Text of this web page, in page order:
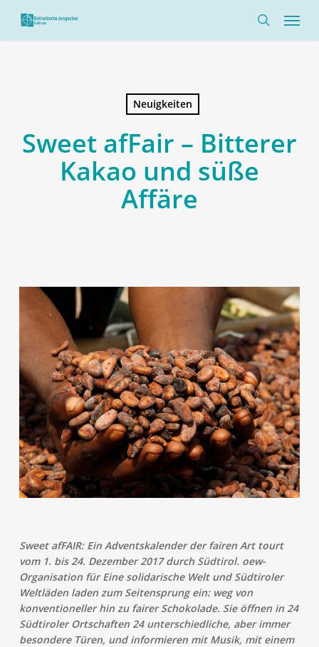
main
Menü
Neuigkeiten
Sweet afFair – Bitterer
Kakao und süße
Affäre
Sweet afFAIR: Ein Adventskalender der fairen Art tourt
vom 1. bis 24. Dezember 2017 durch Südtirol. oew-
Organisation für Eine solidarische Welt und Südtiroler
Weltläden laden zum Seitensprung ein: weg von
konventioneller hin zu fairer Schokolade. Sie öffnen in 24
Südtiroler Ortschaften 24 unterschiedliche, aber immer
besondere Türen, und informieren mit Musik, mit einem